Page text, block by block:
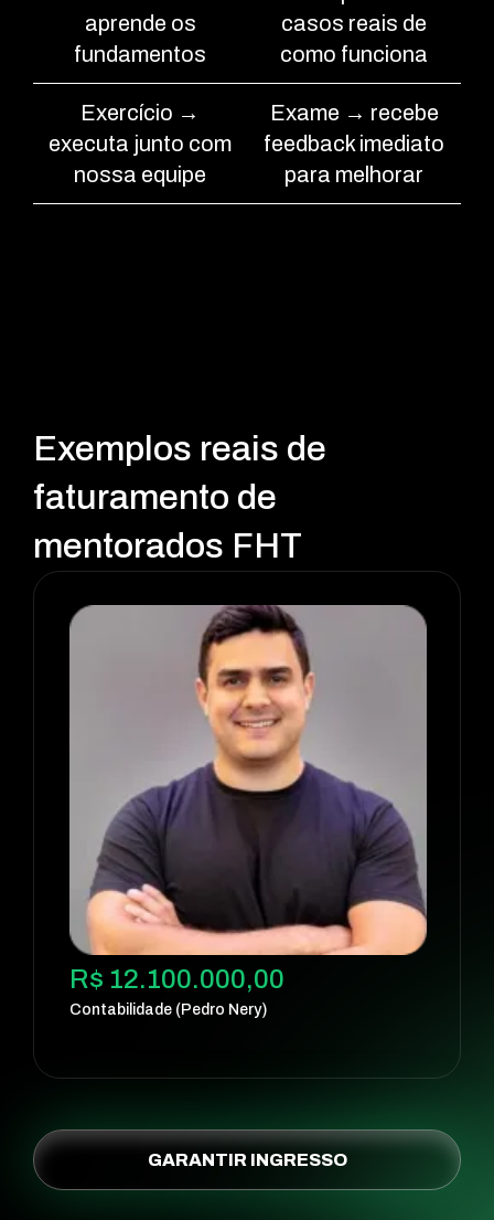
aprende os
fundamentos
casos reais de
como funciona
Exercício →
executa junto com
nossa equipe
Exame → recebe
feedback imediato
para melhorar
Exemplos reais de
faturamento de
mentorados FHT
R$ 12.100.000,00
Contabilidade (Pedro Nery)
GARANTIR INGRESSO